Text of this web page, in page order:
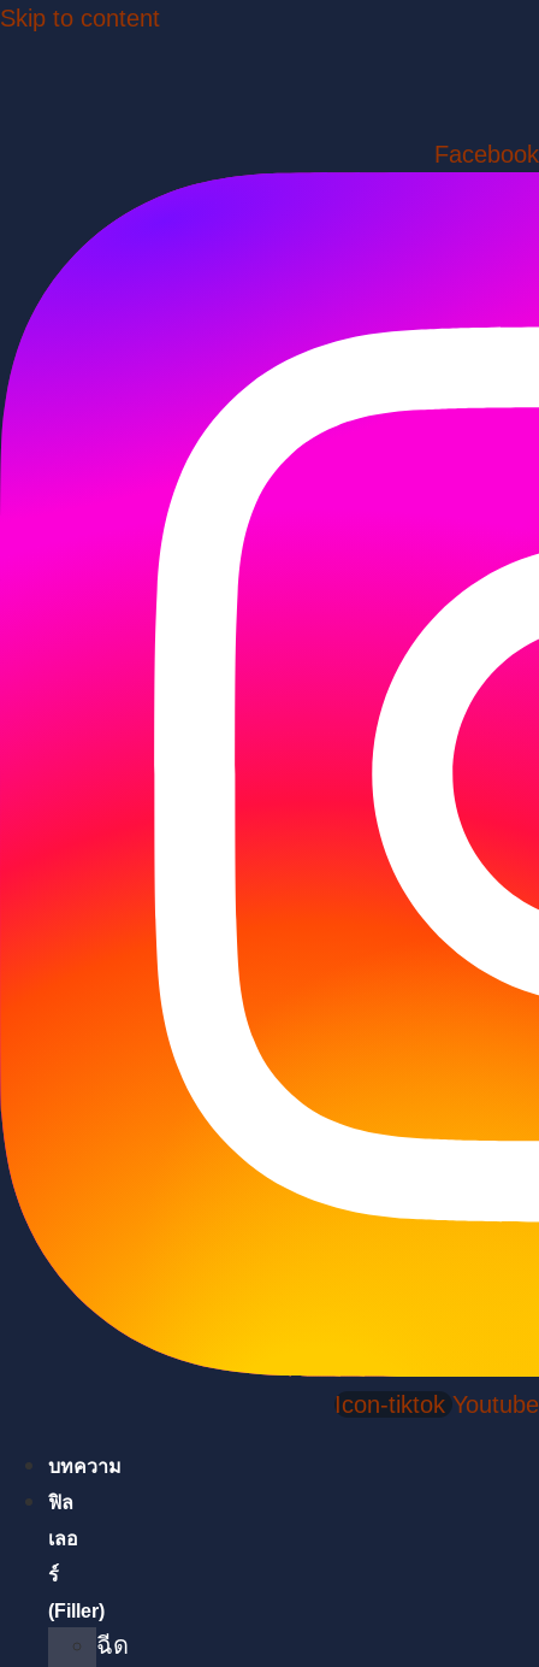
Skip to content
Facebook
Icon-tiktok Youtube
บทความ
ฟิล
เลอ
ร์
(Filler)
ฉีด